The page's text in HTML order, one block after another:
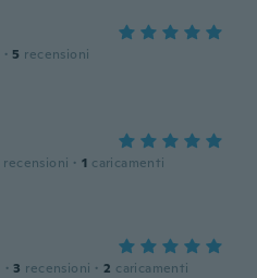
· 5 recensioni
recensioni · 1 caricamenti
· 3 recensioni · 2 caricamenti